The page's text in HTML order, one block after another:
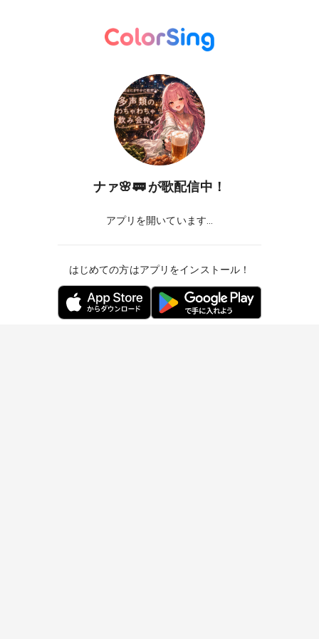
ナァ🌸🚃が歌配信中！
アプリを開いています...
はじめての方はアプリをインストール！